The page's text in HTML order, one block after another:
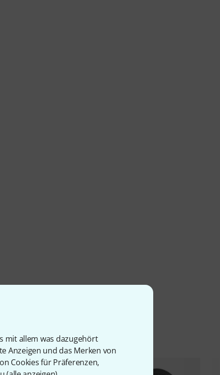
mit allem was dazugehört
Anzeigen und das Merken von
Cookies für Präferenzen,